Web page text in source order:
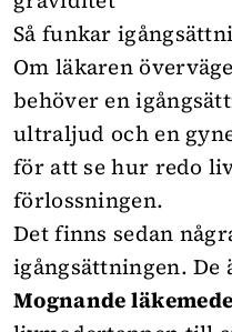
Så funkar
Om läkaren
behöver en
ultraljud och en
för att se hur redo
förlossningen.
Det finns sedan
igångsättningen. De
Mognande